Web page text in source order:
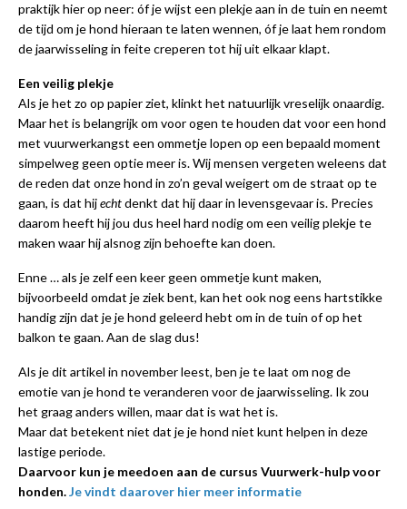
praktijk hier op neer: óf je wijst een plekje aan in de tuin en neemt
de tijd om je hond hieraan te laten wennen, óf je laat hem rondom
de jaarwisseling in feite creperen tot hij uit elkaar klapt.
Een veilig plekje
Als je het zo op papier ziet, klinkt het natuurlijk vreselijk onaardig.
Maar het is belangrijk om voor ogen te houden dat voor een hond
met vuurwerkangst een ommetje lopen op een bepaald moment
simpelweg geen optie meer is. Wij mensen vergeten weleens dat
de reden dat onze hond in zo’n geval weigert om de straat op te
gaan, is dat hijechtdenkt dat hij daar in levensgevaar is. Precies
daarom heeft hij jou dus heel hard nodig om een veilig plekje te
maken waar hij alsnog zijn behoefte kan doen.
Enne … als je zelf een keer geen ommetje kunt maken,
bijvoorbeeld omdat je ziek bent, kan het ook nog eens hartstikke
handig zijn dat je je hond geleerd hebt om in de tuin of op het
balkon te gaan. Aan de slag dus!
Als je dit artikel in november leest, ben je te laat om nog de
emotie van je hond te veranderen voor de jaarwisseling. Ik zou
het graag anders willen, maar dat is wat het is.
Maar dat betekent niet dat je je hond niet kunt helpen in deze
lastige periode.
Daarvoor kun je meedoen aan de cursus Vuurwerk-hulp voor
honden.Je vindt daarover hier meer informatie